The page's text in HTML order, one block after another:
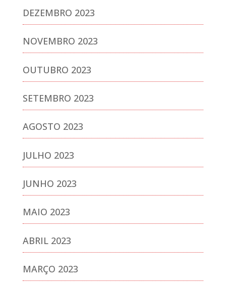
DEZEMBRO 2023
NOVEMBRO 2023
OUTUBRO 2023
SETEMBRO 2023
AGOSTO 2023
JULHO 2023
JUNHO 2023
MAIO 2023
ABRIL 2023
MARÇO 2023